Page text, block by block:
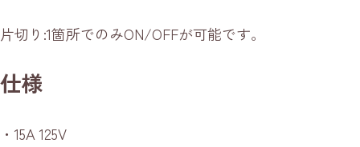
片切り:1箇所でのみON/OFFが可能です。
仕様
・15A 125V